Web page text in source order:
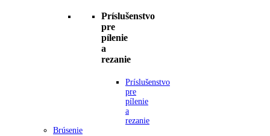
Príslušenstvo
pre
pílenie
a
rezanie
Príslušenstvo
pre
pílenie
a
rezanie
Brúsenie